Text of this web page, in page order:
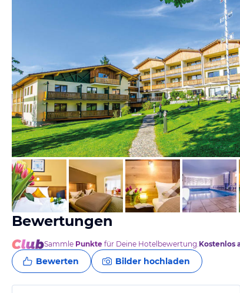
vom Hotelier, Februar 2014
Bewertungen
Sammle Punkte für Deine Hotelbewertung.Kostenlos
Bewerten Bilder hochladen